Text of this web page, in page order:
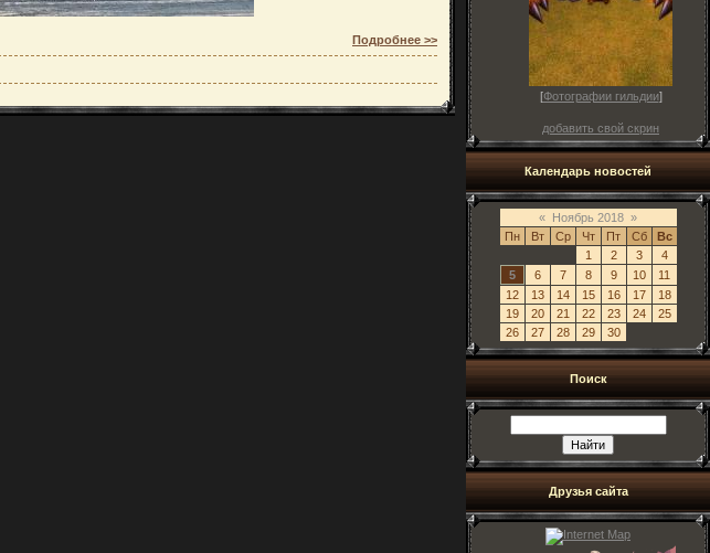
Подробнее >>
[Фотографии гильдии]
добавить свой скрин
Календарь новостей
« Ноябрь 2018 »
Пн
Вт Ср Чт Пт Сб
Вс
1
2 3
4
5
6 7 8 9 10
11
12
13 14 15 16 17
18
19
20 21 22 23 24
25
26
27 28 29 30
Поиск
Друзья сайта